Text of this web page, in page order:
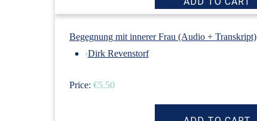
Begegnung mit innerer Frau (Audio + Transkript)
›Dirk Revenstorf
Price: €5.50